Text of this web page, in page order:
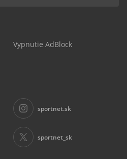
Vypnutie AdBlock
sportnet.sk
sportnet_sk